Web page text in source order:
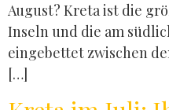
August? Kreta ist die
Inseln und die am
eingebettet zwischen
[…]